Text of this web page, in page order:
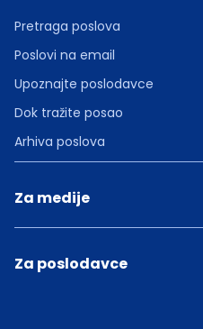
Pretraga poslova
Poslovi na email
Upoznajte poslodavce
Dok tražite posao
Arhiva poslova
Za medije
Za poslodavce